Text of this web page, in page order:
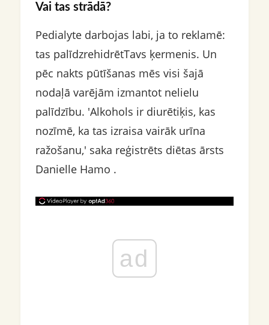
Vai tas strādā?
Pedialyte darbojas labi, ja to reklamē:
tas palīdzrehidrētTavs ķermenis. Un
pēc nakts pūtīšanas mēs visi šajā
nodaļā varējām izmantot nelielu
palīdzību. 'Alkohols ir diurētiķis, kas
nozīmē, ka tas izraisa vairāk urīna
ražošanu,' saka reģistrēts diētas ārsts
Danielle Hamo .
ad